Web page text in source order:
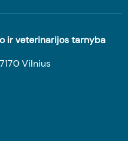
ir veterinarijos tarnyba
Vilnius